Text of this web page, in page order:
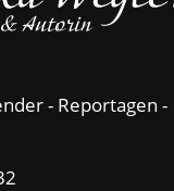
- Reportagen -